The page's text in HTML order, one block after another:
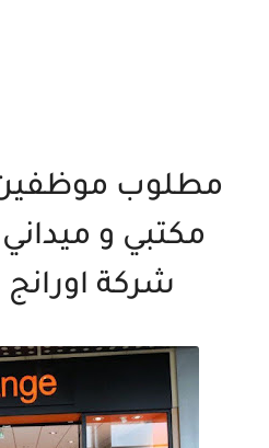
مطلوب موظفين
مكتبي و
شركة اورانج